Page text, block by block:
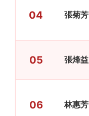
04 張菊芳
05 張烽益
06 林惠芳